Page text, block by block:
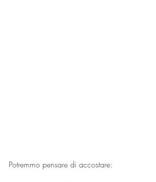
Potremmo pensare di accostare: